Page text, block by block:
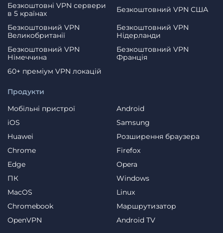
Продукти
Мобільні пристрої
Android
iOS
Samsung
Huawei
Розширення браузера
Chrome
Firefox
Edge
Opera
ПК
Windows
MacOS
Linux
Chromebook
Маршрутизатор
OpenVPN
Android TV
Безкоштовні VPN сервери
в 5 країнах
Безкоштовний VPN США
Безкоштовний VPN
Великобританії
Безкоштовний VPN
Нідерланди
Безкоштовний VPN
Німеччина
Безкоштовний VPN
Франція
60+ преміум VPN локацій